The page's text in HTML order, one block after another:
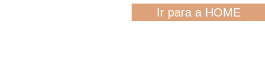
Ir para a HOME